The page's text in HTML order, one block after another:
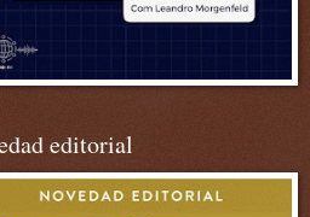
editorial